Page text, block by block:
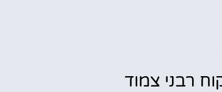
רבני צמוד